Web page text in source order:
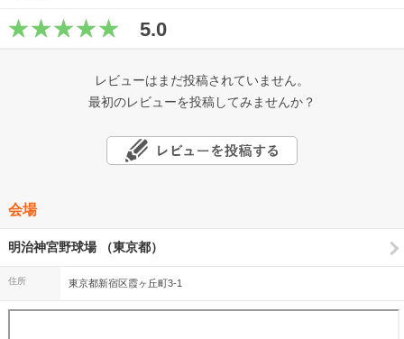
5.0
レビューはまだ投稿されていません。
最初のレビューを投稿してみませんか？
会場
明治神宮野球場 （東京都）
住所 東京都新宿区霞ヶ丘町3-1